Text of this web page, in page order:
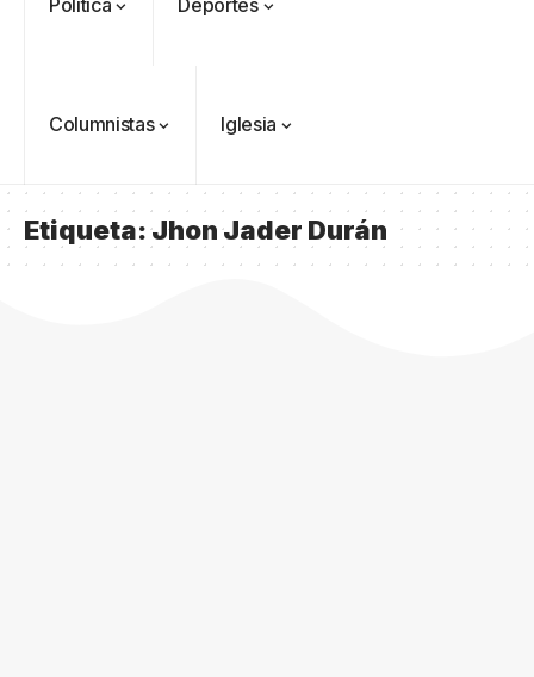
Política Deportes
Columnistas Iglesia
Etiqueta:Jhon Jader Durán